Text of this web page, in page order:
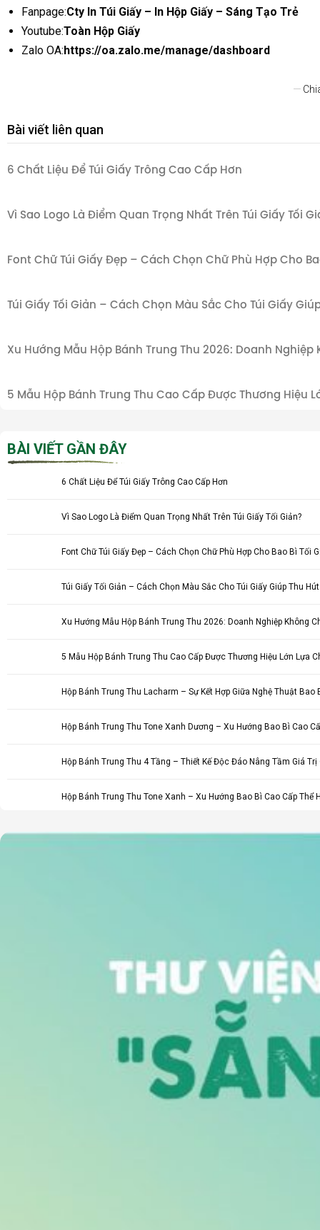
Fanpage:Cty In Túi Giấy – In Hộp Giấy – Sáng Tạo Trẻ
Youtube:Toàn Hộp Giấy
Zalo OA:https://oa.zalo.me/manage/dashboard
Bài viết liên quan
6 Chất Liệu Để Túi Giấy Trông Cao Cấp Hơn
Vì Sao Logo Là Điểm Quan Trọng Nhất Trên Túi Giấy Tối
Font Chữ Túi Giấy Đẹp – Cách Chọn Chữ Phù Hợp Cho
Túi Giấy Tối Giản – Cách Chọn Màu Sắc Cho Túi Giấy
Xu Hướng Mẫu Hộp Bánh Trung Thu 2026: Doanh
5 Mẫu Hộp Bánh Trung Thu Cao Cấp Được Thương Hiệu
BÀI VIẾT GẦN ĐÂY
6 Chất Liệu Để Túi Giấy Trông Cao Cấp Hơn
Vì Sao Logo Là Điểm Quan Trọng Nhất Trên Túi Giấy Tối Giản?
Font Chữ Túi Giấy Đẹp – Cách Chọn Chữ Phù Hợp Cho Bao Bì Tối
Túi Giấy Tối Giản – Cách Chọn Màu Sắc Cho Túi Giấy Giúp Thu
Xu Hướng Mẫu Hộp Bánh Trung Thu 2026: Doanh Nghiệp Không
5 Mẫu Hộp Bánh Trung Thu Cao Cấp Được Thương Hiệu Lớn Lựa
Hộp Bánh Trung Thu Lacharm – Sự Kết Hợp Giữa Nghệ Thuật Bao
Hộp Bánh Trung Thu Tone Xanh Dương – Xu Hướng Bao Bì Cao
Hộp Bánh Trung Thu 4 Tầng – Thiết Kế Độc Đáo Nâng Tầm Giá
Hộp Bánh Trung Thu Tone Xanh – Xu Hướng Bao Bì Cao Cấp Thể